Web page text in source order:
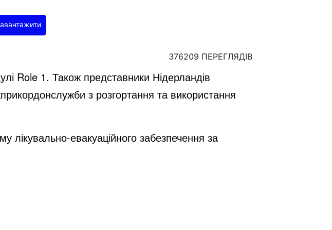
376209 ПЕРЕГЛЯДІВ
Role 1. Також представники Нідерландів
з розгортання та використання
лікувально-евакуаційного забезпечення за